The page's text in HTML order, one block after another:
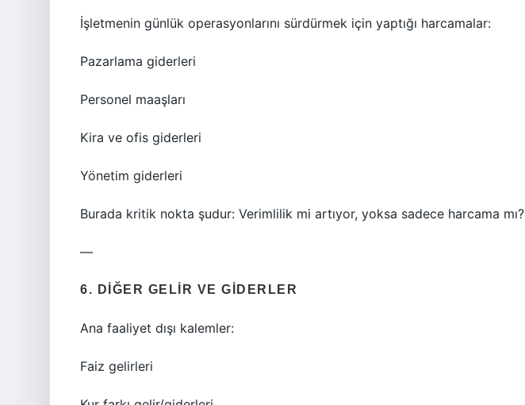
İşletmenin günlük operasyonlarını sürdürmek için yaptığı harcamalar:
Pazarlama giderleri
Personel maaşları
Kira ve ofis giderleri
Yönetim giderleri
Burada kritik nokta şudur: Verimlilik mi artıyor, yoksa sadece harcama mı?
—
6. DIĞER GELIR VE GIDERLER
Ana faaliyet dışı kalemler:
Faiz gelirleri